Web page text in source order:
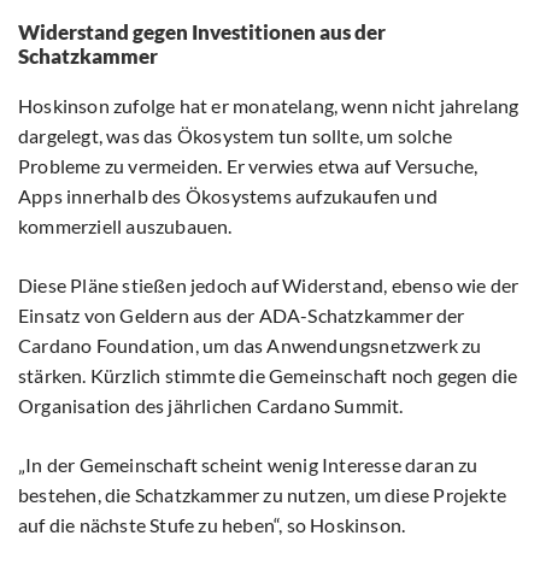
Widerstand gegen Investitionen aus der
Schatzkammer
Hoskinson zufolge hat er monatelang, wenn nicht jahrelang
dargelegt, was das Ökosystem tun sollte, um solche
Probleme zu vermeiden. Er verwies etwa auf Versuche,
Apps innerhalb des Ökosystems aufzukaufen und
kommerziell auszubauen.
Diese Pläne stießen jedoch auf Widerstand, ebenso wie der
Einsatz von Geldern aus der ADA-Schatzkammer der
Cardano Foundation, um das Anwendungsnetzwerk zu
stärken. Kürzlich stimmte die Gemeinschaft noch gegen die
Organisation des jährlichen Cardano Summit.
„In der Gemeinschaft scheint wenig Interesse daran zu
bestehen, die Schatzkammer zu nutzen, um diese Projekte
auf die nächste Stufe zu heben“, so Hoskinson.